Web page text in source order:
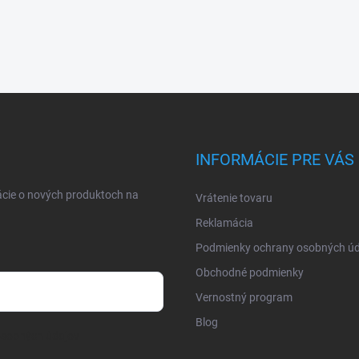
o nových produktoch na
INFORMÁCIE PRE VÁS
Vrátenie tovaru
Reklamácia
Podmienky ochrany osobných
Obchodné podmienky
Vernostný program
Blog